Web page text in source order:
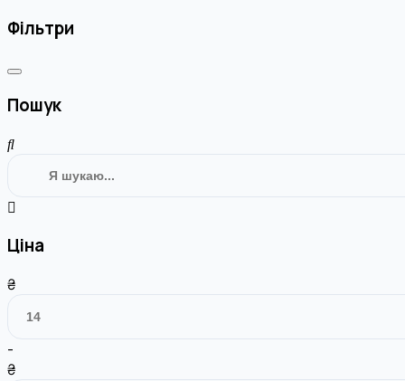
Фільтри
Пошук
Ціна
₴
-
₴